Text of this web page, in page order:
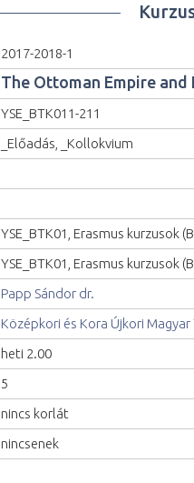
2017-2018-1
The Ottoman Empire and
YSE_BTK011-211
_Előadás, _Kollokvium
YSE_BTK01, Erasmus kurzusok
YSE_BTK01, Erasmus kurzusok
Papp Sándor dr.
Középkori és Kora Újkori
heti 2.00
5
nincs korlát
nincsenek